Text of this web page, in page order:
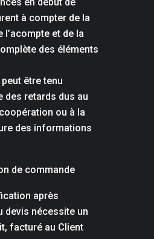
à compter de la
l’acompte et de la
des éléments
peut être tenu
des retards dus au
ou à la
des informations
de commande
après
devis nécessite un
facturé au Client